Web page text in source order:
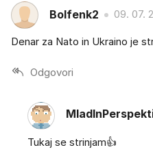
Bolfenk2 09. 07.
Denar za Nato in Ukraino je
Odgovori
Tukaj se strinjam👍